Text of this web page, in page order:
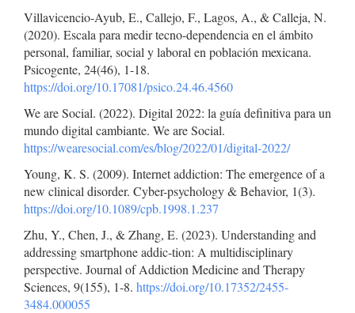
Villavicencio-Ayub, E., Callejo, F., Lagos, A., & Calleja, N.
(2020). Escala para medir tecno-dependencia en el ámbito
personal, familiar, social y laboral en población mexicana.
Psicogente, 24(46), 1-18.
https://doi.org/10.17081/psico.24.46.4560
We are Social. (2022). Digital 2022: la guía definitiva para un
mundo digital cambiante. We are Social.
https://wearesocial.com/es/blog/2022/01/digital-2022/
Young, K. S. (2009). Internet addiction: The emergence of a
new clinical disorder. Cyber-psychology & Behavior, 1(3).
https://doi.org/10.1089/cpb.1998.1.237
Zhu, Y., Chen, J., & Zhang, E. (2023). Understanding and
addressing smartphone addic-tion: A multidisciplinary
perspective. Journal of Addiction Medicine and Therapy
Sciences, 9(155), 1-8. https://doi.org/10.17352/2455-
3484.000055